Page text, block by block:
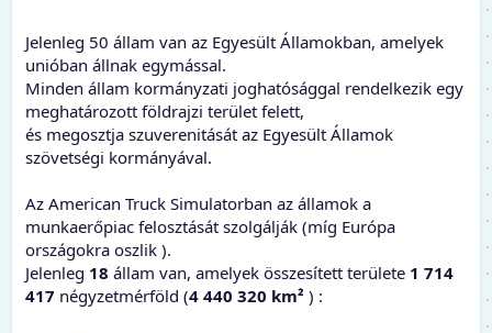
Jelenleg 50 állam van az Egyesült Államokban, amelyek
unióban állnak egymással.
Minden állam kormányzati joghatósággal rendelkezik egy
meghatározott földrajzi terület felett,
és megosztja szuverenitását az Egyesült Államok
szövetségi kormányával.
Az American Truck Simulatorban az államok a
munkaerőpiac felosztását szolgálják (míg Európa
országokra oszlik ).
Jelenleg 18 állam van, amelyek összesített területe 1 714
417 négyzetmérföld (4 440 320 km² ) :